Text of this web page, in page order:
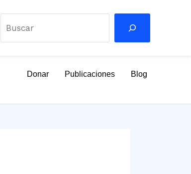
Buscar
Donar Publicaciones Blog